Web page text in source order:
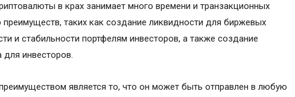
в крах занимает много времени и транзакционных
преимуществ, таких как создание ликвидности для биржевых
и стабильности портфелям инвесторов, а также создание
для инвесторов.
является то, что он может быть отправлен в любую